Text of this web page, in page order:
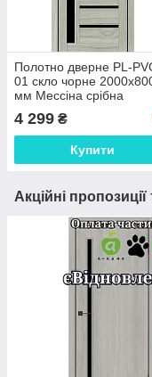
Полотно дверне PL-
01 скло чорне
мм Мессіна срібна
4 299 ₴
Купити
Акційні